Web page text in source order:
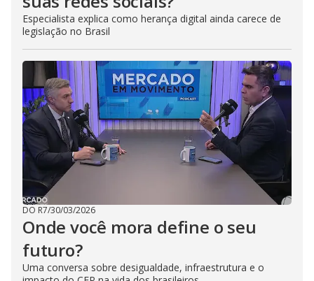
Especialista explica como herança digital ainda carece de
legislação no Brasil
DO R7/30/03/2026
Onde você mora define o seu
futuro?
Uma conversa sobre desigualdade, infraestrutura e o